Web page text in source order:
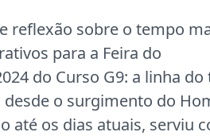
reflexão sobre o tempo
para a Feira do
do Curso G9: a linha
o surgimento do
até os dias atuais, serviu